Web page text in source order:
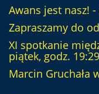
Awans jest nasz!
Zapraszamy do
XI spotkanie
piątek, godz. 19:29
Marcin Gruchała